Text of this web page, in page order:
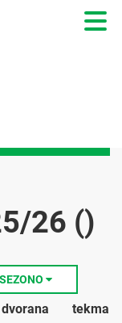
Toggle
26 ()
dvorana tekma